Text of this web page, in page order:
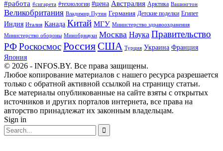
#работа #сигарета #технологии #цена Австралия Арктика Вашингтон
Великобритания Владимир Путин Германия Детские поделки Египет
Индия Италия Канада Китай МГУ Министерство здравоохранения
Министерство обороны Минобрнауки Москва Наука Правительство
РФРоскосмосРоссияСША Турция Украина Франция
Япония
© 2026 - INFOS.BY. Все права защищены.
Любое копирование материалов с нашего ресурса разрешается
только с обратной активной ссылкой на страницу статьи.
Все материалы опубликованные на сайте взяты с открытых
источников и других порталов интернета, все права на
авторство принадлежат их законным владельцам.
Sign in